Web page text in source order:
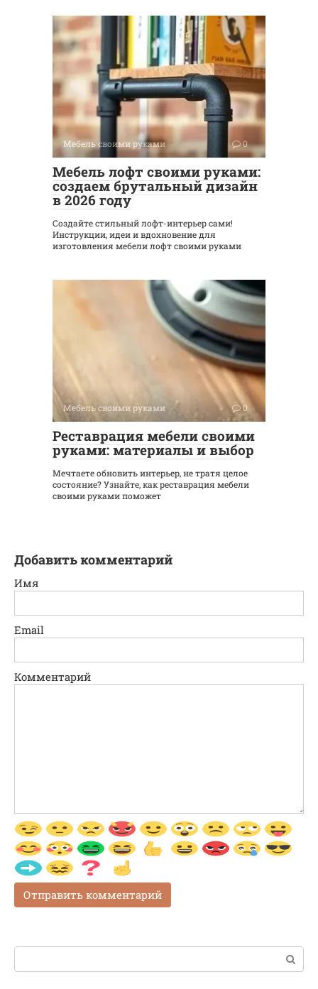
Мебель своими руками 0
Мебель лофт своими руками:
создаем брутальный дизайн
в 2026 году
Создайте стильный лофт-интерьер сами!
Инструкции, идеи и вдохновение для
изготовления мебели лофт своими руками
Мебель своими руками 0
Реставрация мебели своими
руками: материалы и выбор
Мечтаете обновить интерьер, не тратя целое
состояние? Узнайте, как реставрация мебели
своими руками поможет
Добавить комментарий
Имя
Email
Комментарий
Поиск: